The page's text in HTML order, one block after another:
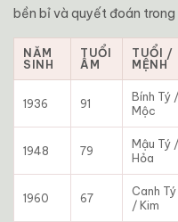
bền bỉ và quyết đoán trong
NĂM
SINH
TUỔI
ÂM
TUỔI /
MỆNH
1936 91
Bính Tý /
Mộc
1948 79
Mậu Tý /
Hỏa
1960 67
Canh Tý
/ Kim